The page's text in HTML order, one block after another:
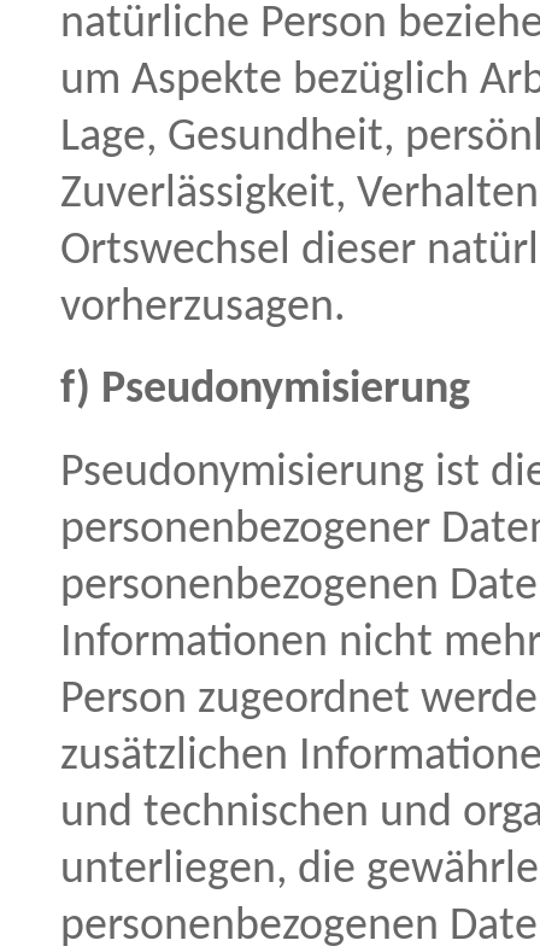
natürliche Person
um Aspekte bezüglich
Lage, Gesundheit,
Zuverlässigkeit,
Ortswechsel dieser
vorherzusagen.
f) Pseudonymisierung
Pseudonymisierung ist
personenbezogener
personenbezogenen
Informationen nicht
Person zugeordnet
zusätzlichen
und technischen und
unterliegen, die
personenbezogenen